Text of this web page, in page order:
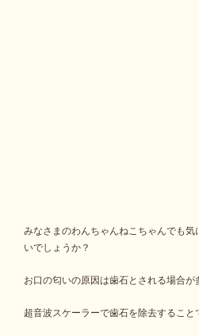
みなさまのわんちゃんねこちゃんでも
いでしょうか？
お口の匂いの原因は歯石とされる場合が
超音波スケーラーで歯石を除去すること